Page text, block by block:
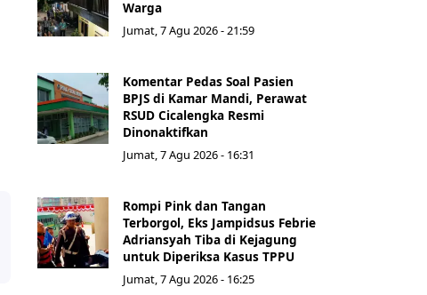
Warga
Jumat, 7 Agu 2026 - 21:59
Komentar Pedas Soal Pasien
BPJS di Kamar Mandi, Perawat
RSUD Cicalengka Resmi
Dinonaktifkan
Jumat, 7 Agu 2026 - 16:31
Rompi Pink dan Tangan
Terborgol, Eks Jampidsus Febrie
Adriansyah Tiba di Kejagung
untuk Diperiksa Kasus TPPU
Jumat, 7 Agu 2026 - 16:25